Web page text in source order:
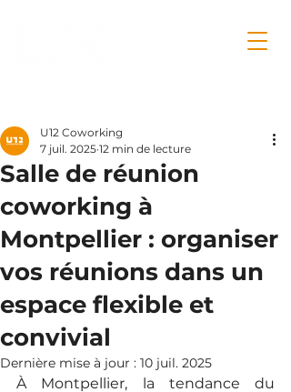
Salle de réunion
coworking à
Montpellier : organiser
vos réunions dans un
espace flexible et
convivial
U12 Coworking
7 juil. 2025 12 min de lecture
Dernière mise à jour : 10 juil. 2025
À Montpellier, la tendance du